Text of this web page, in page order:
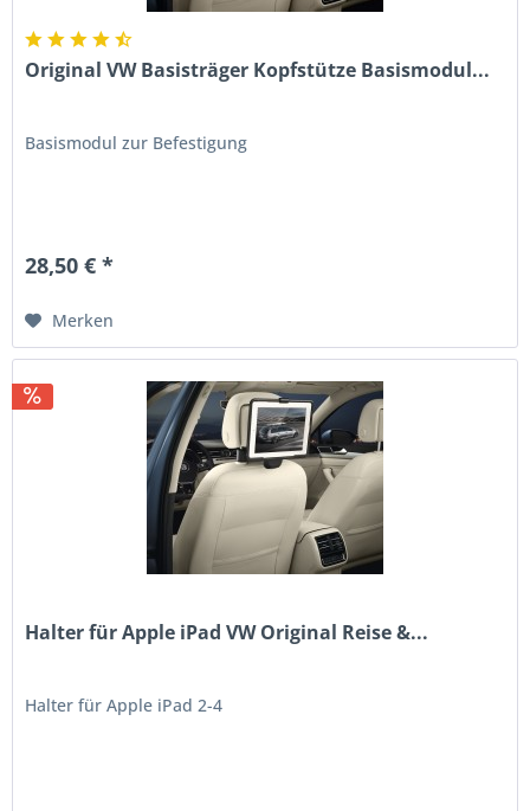
Original VW Basisträger Kopfstütze Basismodul...
Basismodul zur Befestigung
28,50 € *
Merken
Halter für Apple iPad VW Original Reise &...
Halter für Apple iPad 2-4